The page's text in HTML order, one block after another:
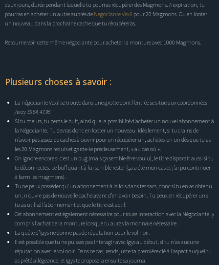
deux jours, durée pendant laquelle tu pourras récupérer des Magmons. A expiration, tu
pourras en acheter un autre auprès de Négociante Vexil pour 20 Magmons. Ou en looter
un nouveau dans la prochaine cache que tu récupéreras.
Retourne voir cette même négociante pour acheter la monture avec 1000 Magmons.
Plusieurs choses à savoir :
La négociante Vexil se trouve dans une grotte dont l’entrée se situe aux coordonnées
/way 35.64, 47.95
Si tu meurs, tu perds le buff, ainsi que la possibilité d’acheter un nouvel abonnement à
la Négociante. Tu devras donc en looter un nouveau. Idéalement, si tu crains de
n’avoir pas assez de caches à ouvrir pour en récupérer un, achètes-en un dès que tu as
les 20 Magmons requis et garde-le précieusement, « au cas où ».
On ignore encore si c’est un bug (mais ça semble être voulu), le titre disparaît aussi si tu
te déconnectes. Le buff quant à lui semble rester (ça a été mon cas et j’ai pu continuer
à farm les magmons).
Tu ne peux posséder qu’un abonnement à la fois dans tes sacs, donc si tu en as obtenu
un, n’ouvre pas de nouvelle cache avant d’en avoir besoin. Tu peux en récupérer un si
tu as utilisé l’abonnement et que le titre est actif.
Cet abonnement est également nécessaire pour toute interaction avec la Négociante, y
compris l’achat de la monture lorsque tu auras la monnaie nécessaire.
La quête d’Igys ne donne pas de réputation pour le vol noir.
Il est possible que tu ne puisses pas interagir avec Igys au début, si tu n’as aucune
réputation avec le vol noir. Dans ce cas, rends juste ta première clé à l’aspect auquel tu
as prêté allégeance, et Igys te proposera ensuite sa journa.